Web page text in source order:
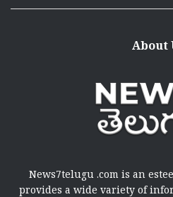
About
News7telugu .com is an
provides a wide variety of